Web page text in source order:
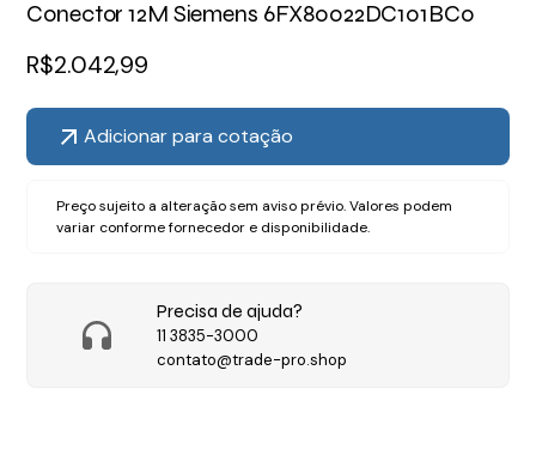
Conector 12M Siemens 6FX80022DC101BC0
R$2.042,99
Adicionar para cotação
Preço sujeito a alteração sem aviso prévio. Valores podem
variar conforme fornecedor e disponibilidade.
Precisa de ajuda?
11 3835-3000
contato@trade-pro.shop